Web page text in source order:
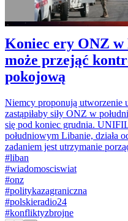
Koniec ery ONZ
może przejąć
pokojową
Niemcy proponują utworzenie
zastąpiłaby siły ONZ w
się pod koniec grudnia.
południowym Libanie, działa
zadaniem jest utrzymanie
#liban
#wiadomosciswiat
#onz
#politykazagraniczna
#polskieradio24
#konfliktyzbrojne